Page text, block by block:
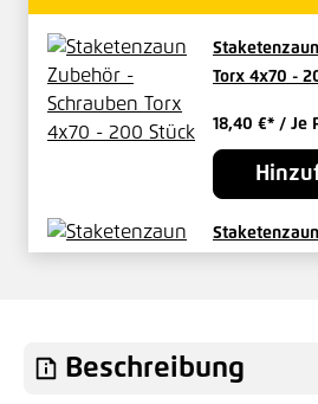
Torx 4x70 -
18,40 €* / Je
Beschreibung